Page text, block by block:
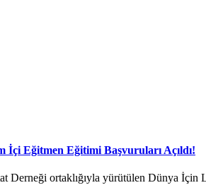
İçi Eğitmen Eğitimi Başvuruları Açıldı!
Derneği ortaklığıyla yürütülen Dünya İçin